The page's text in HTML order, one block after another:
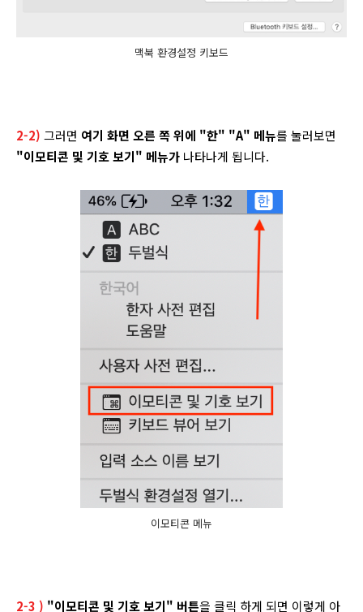
맥북 환경설정 키보드
2-2) 그러면 여기 화면 오른 쪽 위에 "한" "A" 메뉴를 눌러보면
"이모티콘 및 기호 보기" 메뉴가 나타나게 됩니다.
이모티콘 메뉴
2-3 ) "이모티콘 및 기호 보기" 버튼을 클릭 하게 되면 이렇게 아